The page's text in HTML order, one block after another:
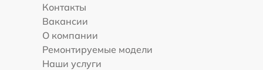
Контакты
Вакансии
О компании
Ремонтируемые модели
Наши услуги